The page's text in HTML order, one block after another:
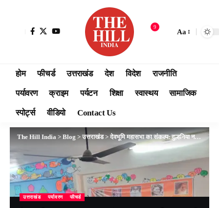
9
Aa
होम फीचर्ड उत्तराखंड देश विदेश राजनीति
पर्यावरण क्राइम पर्यटन शिक्षा स्वास्थय सामाजिक
स्पोर्ट्स वीडियो Contact Us
The Hill India > Blog > उत्तराखंड>देवभूमि महासभा का संकल्प: दुल्हनिया नदी किनारे होगा वृहद वृक्षारोपण, पर्यावरण संरक्षण की दिशा में बड़ी पहल
उत्तराखंड पर्यावरण फीचर्ड